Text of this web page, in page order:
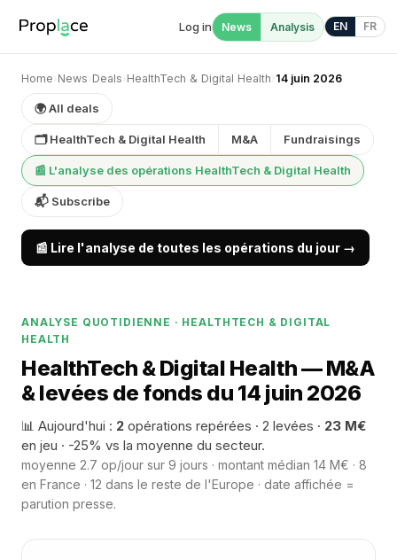
Log in News Analysis EN FR
Home› News› Deals› HealthTech & Digital Health› 14 juin 2026
🌍 All deals
🗂 HealthTech & Digital Health M&A Fundraisings
📰 L'analyse des opérations HealthTech & Digital Health
📬 Subscribe
📰 Lire l'analyse de toutes les opérations du jour →
ANALYSE QUOTIDIENNE · HEALTHTECH & DIGITAL
HEALTH
HealthTech & Digital Health — M&A
& levées de fonds du 14 juin 2026
📊 Aujourd'hui : 2 opérations repérées · 2 levées · 23 M€
en jeu · -25% vs la moyenne du secteur.
moyenne 2.7 op/jour sur 9 jours · montant médian 14 M€ · 8
en France · 12 dans le reste de l'Europe · date affichée =
parution presse.